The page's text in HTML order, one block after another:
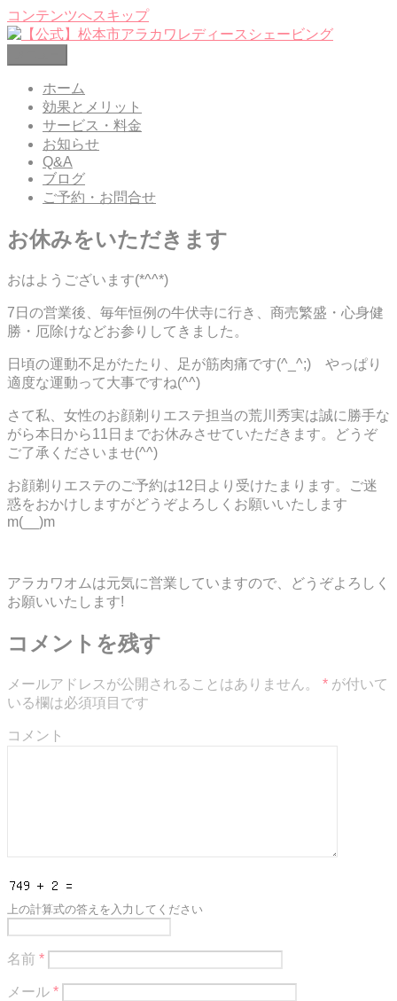
コンテンツへスキップ
【公式】松本市アラカワレディースシェービング
レディースシェービングエステ 松本市笹賀
ホーム
効果とメリット
サービス・料金
お知らせ
Q&A
ブログ
ご予約・お問合せ
お休みをいただきます
おはようございます(*^^*)
7日の営業後、毎年恒例の牛伏寺に行き、商売繁盛・心身健
勝・厄除けなどお参りしてきました。
日頃の運動不足がたたり、足が筋肉痛です(^_^;) やっぱり
適度な運動って大事ですね(^^)
さて私、女性のお顔剃りエステ担当の荒川秀実は誠に勝手な
がら本日から11日までお休みさせていただきます。どうぞ
ご了承くださいませ(^^)
お顔剃りエステのご予約は12日より受けたまります。ご迷
惑をおかけしますがどうぞよろしくお願いいたします
m(__)m
アラカワオムは元気に営業していますので、どうぞよろしく
お願いいたします!
コメントを残す
メールアドレスが公開されることはありません。 * が付いて
いる欄は必須項目です
コメント
上の計算式の答えを入力してください
名前 *
メール *